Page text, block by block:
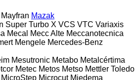
Mayfran Mazak
Super Turbo X VCS VTC Variaxis
Mecal Mecc Alte Meccanotecnica
Mengele Mercedes-Benz
Mesutronic Metabo Metalcértima
Metec Metos Metso Mettler Toledo
MicroStep Microcut Miedema